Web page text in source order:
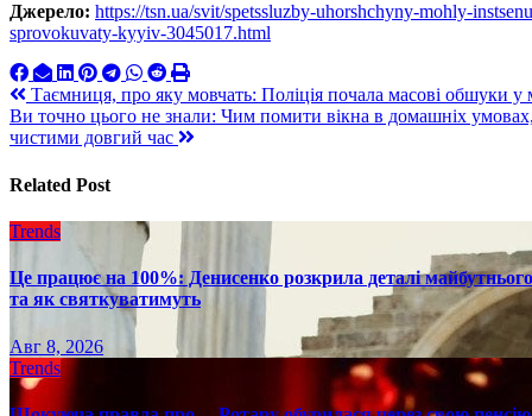
Джерело: https://tsn.ua/svit/spetssluzby-uhorshchyny-mohly-
sprovokuvaty-kyyiv-3045017.html
Навигация
по
Таємниця, про яку мовчать: Поліція почала масові обшуки у
Ви точно цього не знали: Чим помити вікна в домашніх
чистими довгий час
Related Post
Trends
Це працює на 100%: Денисенко розкрила деталі майбутнього
та як святкуватимуть
Авг 8, 2026
Trends